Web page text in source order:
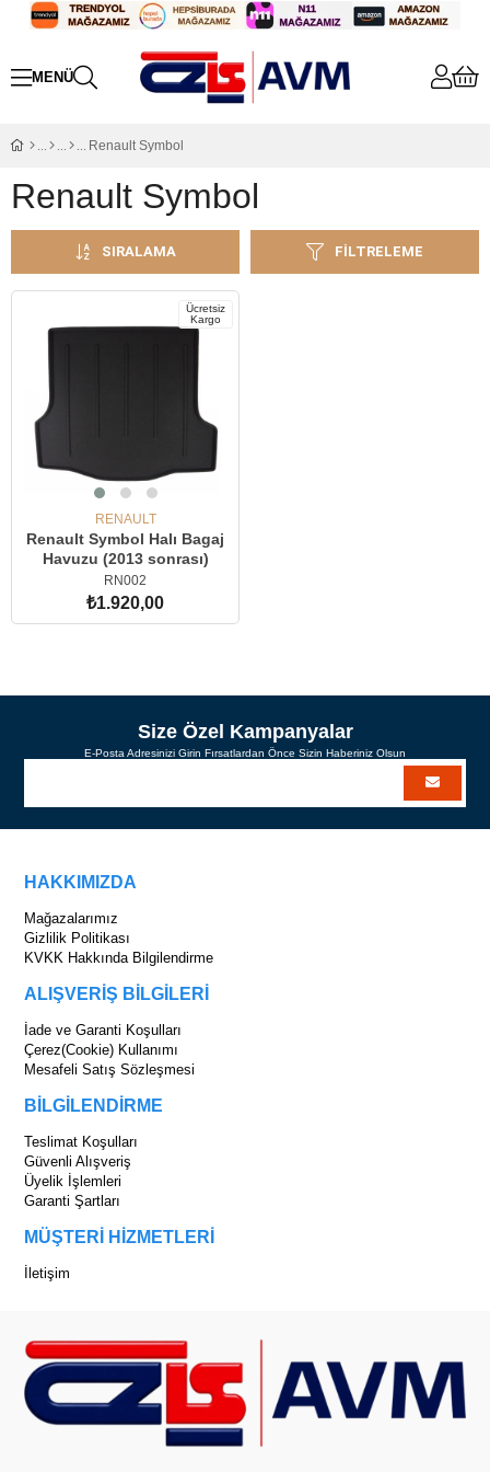
Renault Symbol
Renault Symbol
FILTRELEME
SIRALAMA
Ücretsiz
Kargo
RENAULT
Renault Symbol Halı Bagaj
Havuzu (2013 sonrası)
RN002
₺1.920,00
Size Özel Kampanyalar
E-Posta Adresinizi Girin Fırsatlardan Önce Sizin Haberiniz Olsun
HAKKIMIZDA
Mağazalarımız
Gizlilik Politikası
KVKK Hakkında Bilgilendirme
ALIŞVERİŞ BİLGİLERİ
İade ve Garanti Koşulları
Çerez(Cookie) Kullanımı
Mesafeli Satış Sözleşmesi
BİLGİLENDİRME
Teslimat Koşulları
Güvenli Alışveriş
Üyelik İşlemleri
Garanti Şartları
MÜŞTERİ HİZMETLERİ
İletişim